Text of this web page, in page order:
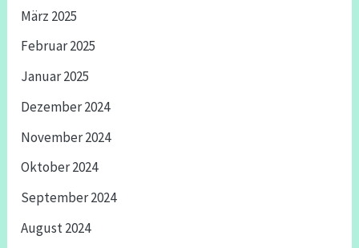
März 2025
Februar 2025
Januar 2025
Dezember 2024
November 2024
Oktober 2024
September 2024
August 2024